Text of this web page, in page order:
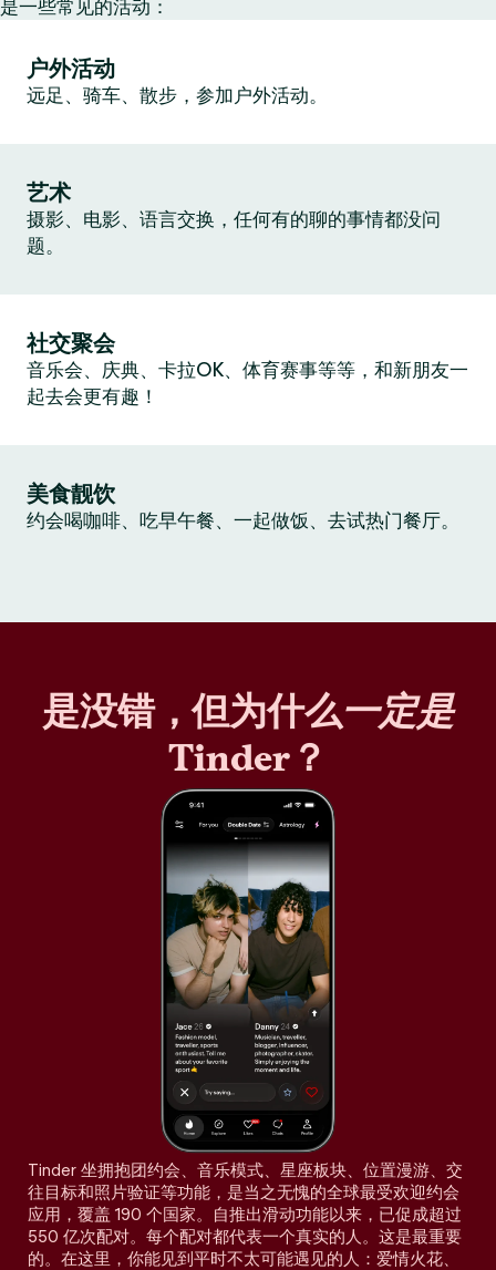
是一些常见的活动：
户外活动
远足、骑车、散步，参加户外活动。
艺术
摄影、电影、语言交换，任何有的聊的事情都没问
题。
社交聚会
音乐会、庆典、卡拉OK、体育赛事等等，和新朋友一
起去会更有趣！
美食靓饮
约会喝咖啡、吃早午餐、一起做饭、去试热门餐厅。
是没错，但为什么一定是
Tinder？
Tinder 坐拥抱团约会、音乐模式、星座板块、位置漫游、交
往目标和照片验证等功能，是当之无愧的全球最受欢迎约会
应用，覆盖 190 个国家。自推出滑动功能以来，已促成超过
550 亿次配对。每个配对都代表一个真实的人。这是最重要
的。在这里，你能见到平时不太可能遇见的人：爱情火花、